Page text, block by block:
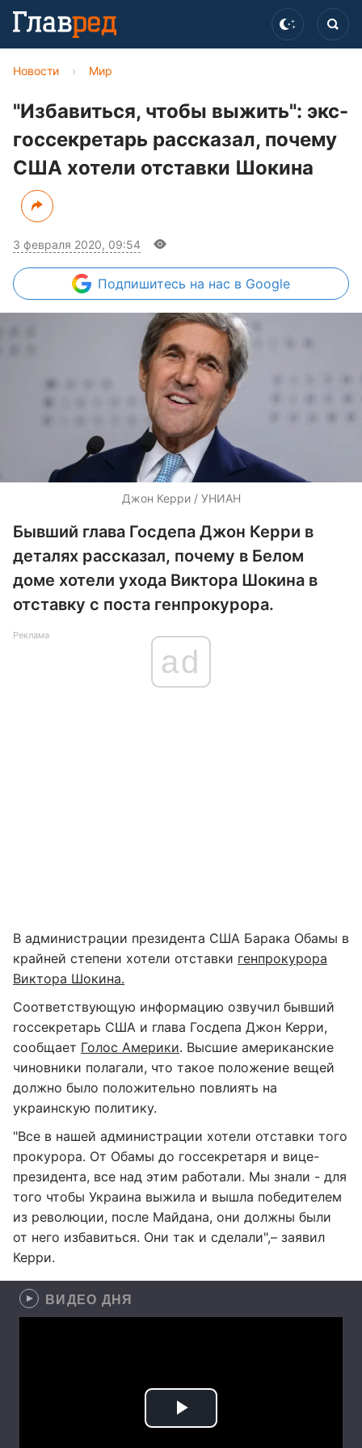
Новости › Мир
"Избавиться, чтобы выжить": экс-
госсекретарь рассказал, почему
США хотели отставки Шокина
3 февраля 2020, 09:54
Подпишитесь на нас в Google
Джон Керри / УНИАН
Бывший глава Госдепа Джон Керри в
деталях рассказал, почему в Белом
доме хотели ухода Виктора Шокина в
отставку с поста генпрокурора.
Реклама
ad
В администрации президента США Барака Обамы в
крайней степени хотели отставки генпрокурора
Виктора Шокина.
Соответствующую информацию озвучил бывший
госсекретарь США и глава Госдепа Джон Керри,
сообщает Голос Америки. Высшие американские
чиновники полагали, что такое положение вещей
должно было положительно повлиять на
украинскую политику.
"Все в нашей администрации хотели отставки того
прокурора. От Обамы до госсекретаря и вице-
президента, все над этим работали. Мы знали - для
того чтобы Украина выжила и вышла победителем
из революции, после Майдана, они должны были
от него избавиться. Они так и сделали",– заявил
Керри.
ВИДЕО ДНЯ